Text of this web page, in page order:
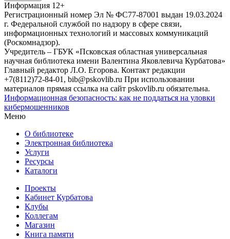
Информация 12+
Регистрационный номер Эл № ФС77-87001 выдан 19.03.2024
г. Федеральной службой по надзору в сфере связи,
информационных технологий и массовых коммуникаций
(Роскомнадзор).
Учредитель – ГБУК «Псковская областная универсальная
научная библиотека имени Валентина Яковлевича Курбатова»
Главный редактор Л.О. Егорова. Контакт редакции
+7(8112)72-84-01, bib@pskovlib.ru При использовании
материалов прямая ссылка на сайт pskovlib.ru обязательна.
Информационная безопасность: как не поддаться на уловки
кибермошенников
Меню
О библиотеке
Электронная библиотека
Услуги
Ресурсы
Каталоги
Проекты
Кабинет Курбатова
Клубы
Коллегам
Магазин
Книга памяти